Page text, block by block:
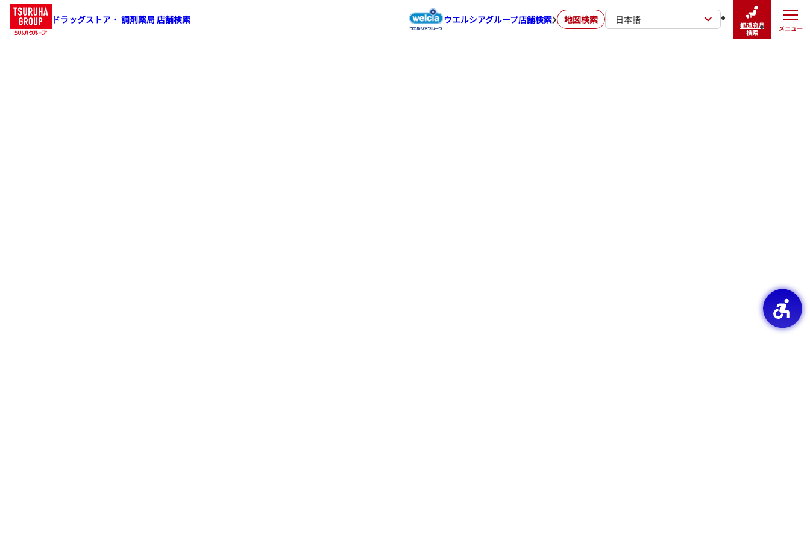
ドラッグストア・ 調剤薬局 店舗検索 ウエルシアグループ店舗検索 地図検索 日本語
都道府県
検索
メニュー
閉じる